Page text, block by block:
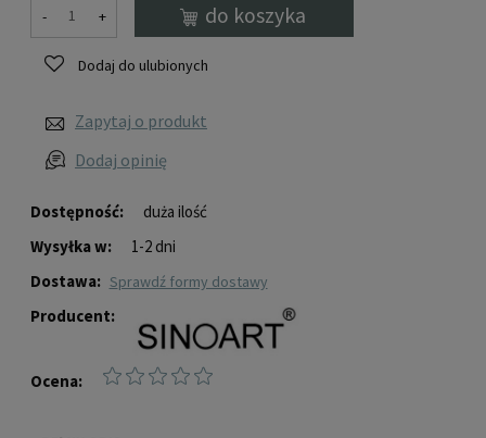
Dostępność:
duża ilość
Wysyłka w:
1-2 dni
Dostawa:
sprawdź formy dostawy
Producent:
Ocena:
- + do koszyka
Dodaj do ulubionych
Zapytaj o produkt
Dodaj opinię